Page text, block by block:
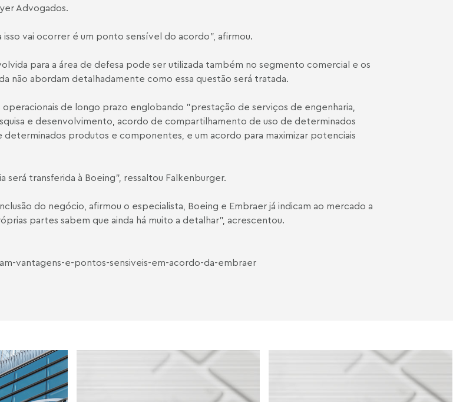
Advogados.
vai ocorrer é um ponto sensível do acordo", afirmou.
para a área de defesa pode ser utilizada também no segmento comercial e os
não abordam detalhadamente como essa questão será tratada.
de longo prazo englobando "prestação de serviços de engenharia,
e desenvolvimento, acordo de compartilhamento de uso de determinados
produtos e componentes, e um acordo para maximizar potenciais
transferida à Boeing", ressaltou Falkenburger.
do negócio, afirmou o especialista, Boeing e Embraer já indicam ao mercado a
partes sabem que ainda há muito a detalhar", acrescentou.
vantagens-e-pontos-sensiveis-em-acordo-da-embraer